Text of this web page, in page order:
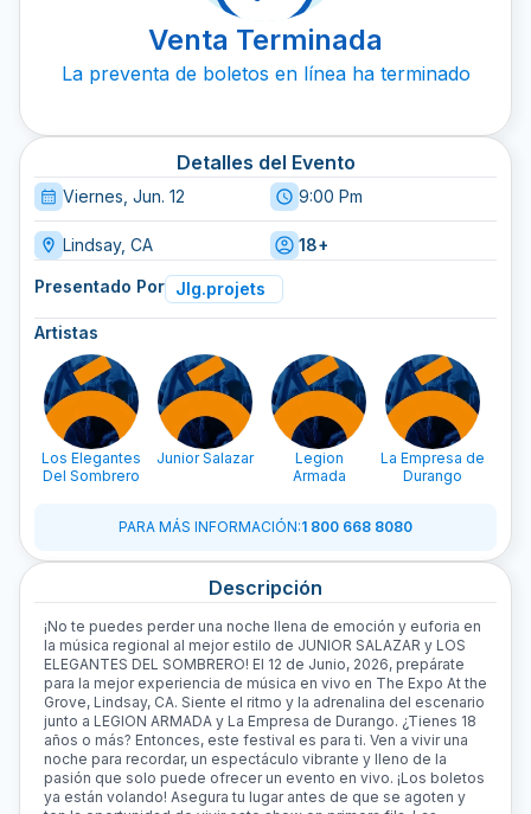
Venta Terminada
La preventa de boletos en línea ha terminado
Detalles del Evento
Viernes, Jun. 12 9:00 Pm
Lindsay, CA 18+
Presentado Por Jlg.projets
Artistas
Los Elegantes
Del Sombrero
Junior Salazar
Legion
Armada
La Empresa de
Durango
PARA MÁS INFORMACIÓN:1 800 668 8080
Descripción
¡No te puedes perder una noche llena de emoción y euforia en
la música regional al mejor estilo de JUNIOR SALAZAR y LOS
ELEGANTES DEL SOMBRERO! El 12 de Junio, 2026, prepárate
para la mejor experiencia de música en vivo en The Expo At the
Grove, Lindsay, CA. Siente el ritmo y la adrenalina del escenario
junto a LEGION ARMADA y La Empresa de Durango. ¿Tienes 18
años o más? Entonces, este festival es para ti. Ven a vivir una
noche para recordar, un espectáculo vibrante y lleno de la
pasión que solo puede ofrecer un evento en vivo. ¡Los boletos
ya están volando! Asegura tu lugar antes de que se agoten y